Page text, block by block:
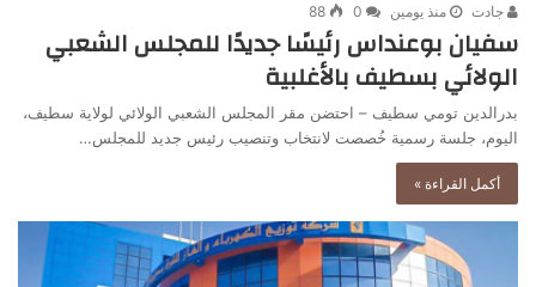
جادت منذ يومين 0
88
سفيان بوعنداس رئيسًا جديدًا للمجلس الشعبي
الولائي بسطيف بالأغلبية
بدرالدين تومي سطيف – احتضن مقر المجلس الشعبي الولائي لولاية سطيف،
اليوم، جلسة رسمية خُصصت لانتخاب وتنصيب رئيس جديد للمجلس…
أكمل القراءة »